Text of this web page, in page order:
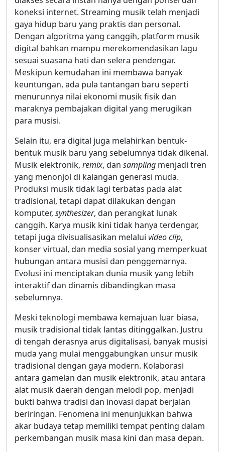
koneksi internet. Streaming musik telah menjadi
gaya hidup baru yang praktis dan personal.
Dengan algoritma yang canggih, platform musik
digital bahkan mampu merekomendasikan lagu
sesuai suasana hati dan selera pendengar.
Meskipun kemudahan ini membawa banyak
keuntungan, ada pula tantangan baru seperti
menurunnya nilai ekonomi musik fisik dan
maraknya pembajakan digital yang merugikan
para musisi.
Selain itu, era digital juga melahirkan bentuk-
bentuk musik baru yang sebelumnya tidak dikenal.
Musik elektronik, remix, dan sampling menjadi tren
yang menonjol di kalangan generasi muda.
Produksi musik tidak lagi terbatas pada alat
tradisional, tetapi dapat dilakukan dengan
komputer, synthesizer, dan perangkat lunak
canggih. Karya musik kini tidak hanya terdengar,
tetapi juga divisualisasikan melalui video clip,
konser virtual, dan media sosial yang memperkuat
hubungan antara musisi dan penggemarnya.
Evolusi ini menciptakan dunia musik yang lebih
interaktif dan dinamis dibandingkan masa
sebelumnya.
Meski teknologi membawa kemajuan luar biasa,
musik tradisional tidak lantas ditinggalkan. Justru
di tengah derasnya arus digitalisasi, banyak musisi
muda yang mulai menggabungkan unsur musik
tradisional dengan gaya modern. Kolaborasi
antara gamelan dan musik elektronik, atau antara
alat musik daerah dengan melodi pop, menjadi
bukti bahwa tradisi dan inovasi dapat berjalan
beriringan. Fenomena ini menunjukkan bahwa
akar budaya tetap memiliki tempat penting dalam
perkembangan musik masa kini dan masa depan.